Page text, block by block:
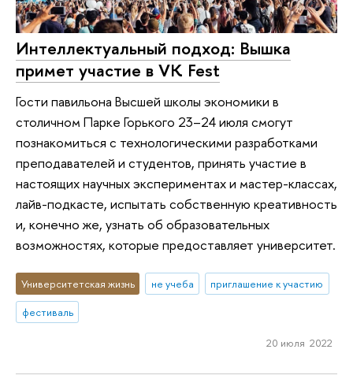
Интеллектуальный подход: Вышка
примет участие в VK Fest
Гости павильона Высшей школы экономики в
столичном Парке Горького 23–24 июля смогут
познакомиться с технологическими разработками
преподавателей и студентов, принять участие в
настоящих научных экспериментах и мастер-классах,
лайв-подкасте, испытать собственную креативность
и, конечно же, узнать об образовательных
возможностях, которые предоставляет университет.
Университетская жизнь не учеба
приглашение к участию
фестиваль
20 июля 2022